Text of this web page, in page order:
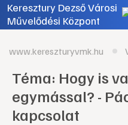
Keresztury Dezső Városi
Művelődési Központ
www.kereszturyvmk.hu
Téma: Hogy is
egymással? -
kapcsolat